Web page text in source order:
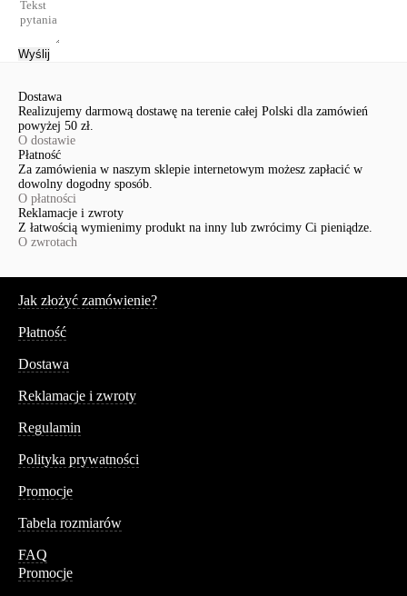
Wyślij
Dostawa
Realizujemy darmową dostawę na terenie całej Polski dla zamówień
powyżej 50 zł.
O dostawie
Płatność
Za zamówienia w naszym sklepie internetowym możesz zapłacić w
dowolny dogodny sposób.
O płatności
Reklamacje i zwroty
Z łatwością wymienimy produkt na inny lub zwrócimy Ci pieniądze.
O zwrotach
Jak złożyć zamówienie?
Płatność
Dostawa
Reklamacje i zwroty
Regulamin
Polityka prywatności
Promocje
Tabela rozmiarów
FAQ
Promocje